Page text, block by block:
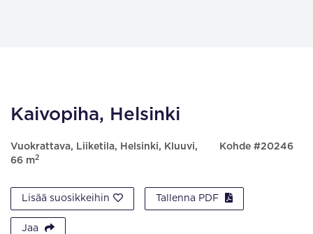
Kaivopiha, Helsinki
Vuokrattava, Liiketila, Helsinki, Kluuvi,
66 m2
Kohde #20246
Lisää suosikkeihin Tallenna PDF
Jaa